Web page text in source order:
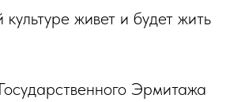
живет и будет жить
Эрмитажа